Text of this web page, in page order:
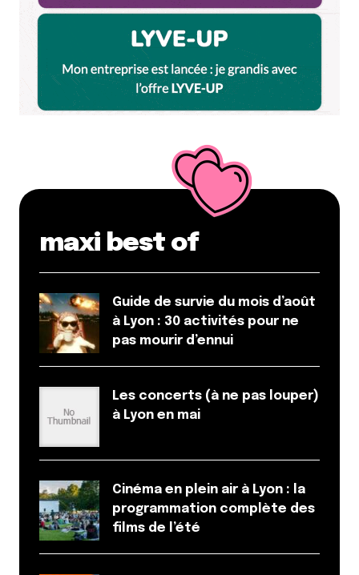
Votre adresse e-mail ne sera pas publiée. Les
champs obligatoires sont indiqués avec*
Dis-nous tout*
Name*
E-mail*
Enregistrer mon nom, mon e-mail et mon site dans le
navigateur pour mon prochain commentaire.
Et bim !
maxi best of
Guide de survie du mois d’août
à Lyon : 30 activités pour ne
pas mourir d’ennui
Les concerts (à ne pas louper)
à Lyon en mai
Cinéma en plein air à Lyon : la
programmation complète des
films de l’été